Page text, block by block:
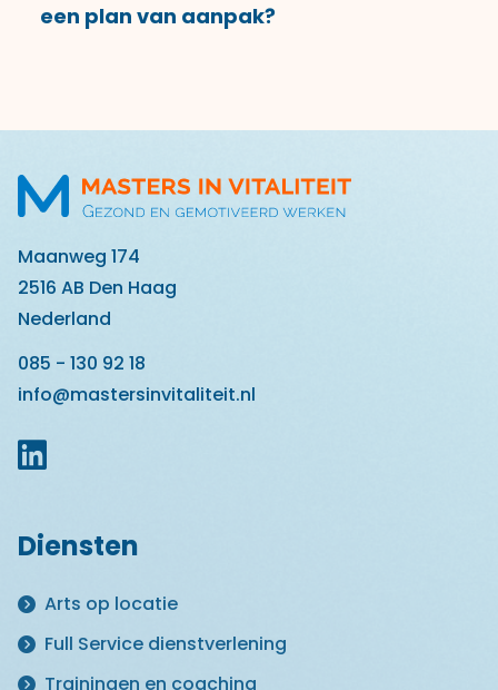
een plan van aanpak?
Maanweg 174
2516 AB Den Haag
Nederland
085 - 130 92 18
info@mastersinvitaliteit.nl
Diensten
Arts op locatie
Full Service dienstverlening
Trainingen en coaching